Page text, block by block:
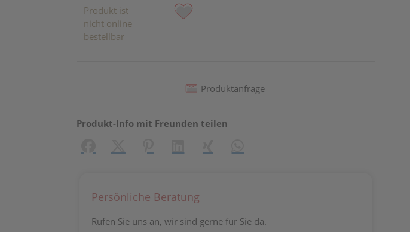
Produkt ist
nicht online
bestellbar
Produktanfrage
Produkt-Info mit Freunden teilen
Persönliche Beratung
Rufen Sie uns an, wir sind gerne für Sie da.